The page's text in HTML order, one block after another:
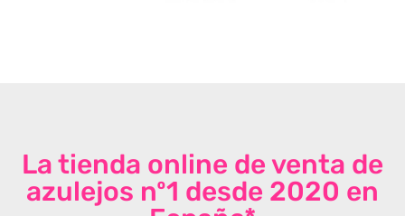
La tienda online de venta de
azulejos nº1 desde 2020 en